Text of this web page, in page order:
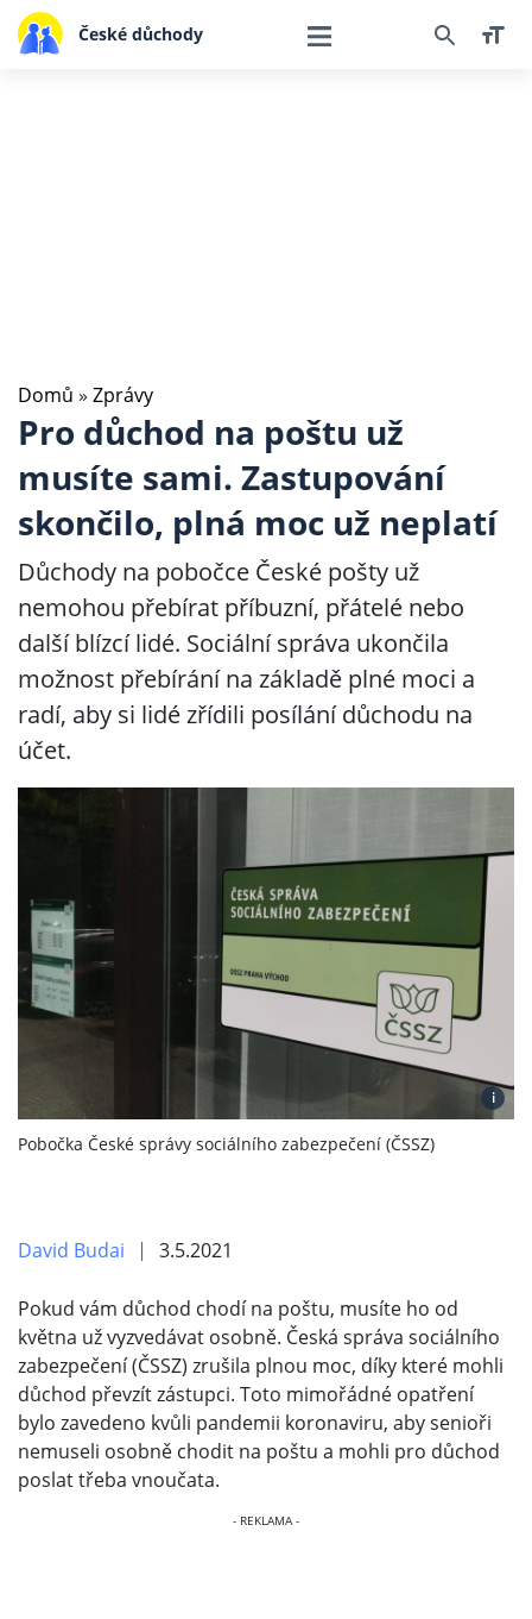
České důchody
Domů » Zprávy
Pro důchod na poštu už
musíte sami. Zastupování
skončilo, plná moc už neplatí
Důchody na pobočce České pošty už
nemohou přebírat příbuzní, přátelé nebo
další blízcí lidé. Sociální správa ukončila
možnost přebírání na základě plné moci a
radí, aby si lidé zřídili posílání důchodu na
účet.
i
Pobočka České správy sociálního zabezpečení (ČSSZ)
David Budai 3.5.2021
Pokud vám důchod chodí na poštu, musíte ho od
května už vyzvedávat osobně. Česká správa sociálního
zabezpečení (ČSSZ) zrušila plnou moc, díky které mohli
důchod převzít zástupci. Toto mimořádné opatření
bylo zavedeno kvůli pandemii koronaviru, aby senioři
nemuseli osobně chodit na poštu a mohli pro důchod
poslat třeba vnoučata.